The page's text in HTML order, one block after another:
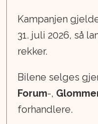
Kampanjen
31. juli 2026, så
rekker.
Bilene selges
Forum-,
forhandlere.